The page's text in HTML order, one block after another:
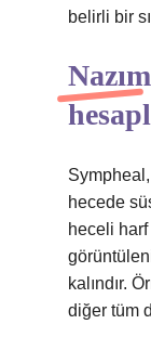
belirli bir
hecede
heceli
kalındır.
diğer tüm